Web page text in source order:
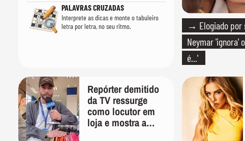
PALAVRAS CRUZADAS
Interprete as dicas e monte o tabuleiro
letra por letra, no seu ritmo.
→ Elogiado por
Neymar 'ignora'
é...'
Repórter demitido
da TV ressurge
como locutor em
loja e mostra a